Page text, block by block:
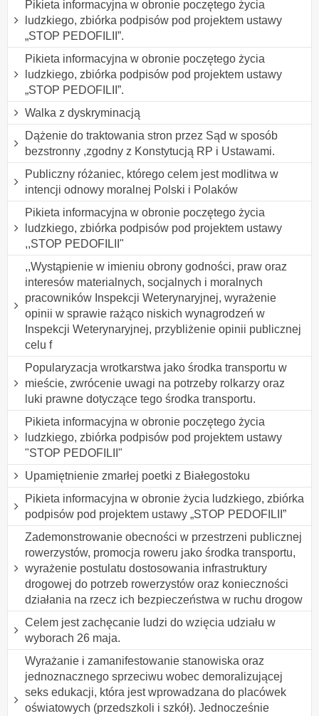
Pikieta informacyjna w obronie poczętego życia
ludzkiego, zbiórka podpisów pod projektem ustawy
„STOP PEDOFILII”.
Pikieta informacyjna w obronie poczętego życia
ludzkiego, zbiórka podpisów pod projektem ustawy
„STOP PEDOFILII”.
Walka z dyskryminacją
Dążenie do traktowania stron przez Sąd w sposób
bezstronny ,zgodny z Konstytucją RP i Ustawami.
Publiczny różaniec, którego celem jest modlitwa w
intencji odnowy moralnej Polski i Polaków
Pikieta informacyjna w obronie poczętego życia
ludzkiego, zbiórka podpisów pod projektem ustawy
,,STOP PEDOFILII"
,,Wystąpienie w imieniu obrony godności, praw oraz
interesów materialnych, socjalnych i moralnych
pracowników Inspekcji Weterynaryjnej, wyrażenie
opinii w sprawie rażąco niskich wynagrodzeń w
Inspekcji Weterynaryjnej, przybliżenie opinii publicznej
celu f
Popularyzacja wrotkarstwa jako środka transportu w
mieście, zwrócenie uwagi na potrzeby rolkarzy oraz
luki prawne dotyczące tego środka transportu.
Pikieta informacyjna w obronie poczętego życia
ludzkiego, zbiórka podpisów pod projektem ustawy
"STOP PEDOFILII"
Upamiętnienie zmarłej poetki z Białegostoku
Pikieta informacyjna w obronie życia ludzkiego, zbiórka
podpisów pod projektem ustawy „STOP PEDOFILII”
Zademonstrowanie obecności w przestrzeni publicznej
rowerzystów, promocja roweru jako środka transportu,
wyrażenie postulatu dostosowania infrastruktury
drogowej do potrzeb rowerzystów oraz konieczności
działania na rzecz ich bezpieczeństwa w ruchu drogow
Celem jest zachęcanie ludzi do wzięcia udziału w
wyborach 26 maja.
Wyrażanie i zamanifestowanie stanowiska oraz
jednoznacznego sprzeciwu wobec demoralizującej
seks edukacji, która jest wprowadzana do placówek
oświatowych (przedszkoli i szkół). Jednocześnie